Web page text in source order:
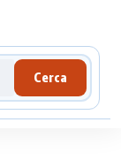
Cerca